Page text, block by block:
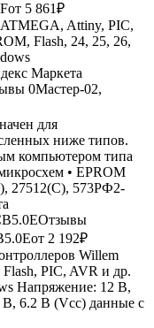
от 5 861₽
Attiny, PIC,
Flash, 24, 25, 26,
Маркета
0Мастер-02,
для
ниже типов.
компьютером типа
• EPROM
27512(С), 573РФ2-
Отзывы
от 2 192₽
Willem
PIC, AVR и др.
Напряжение: 12 В,
В, 6.2 В (Vcc) данные с